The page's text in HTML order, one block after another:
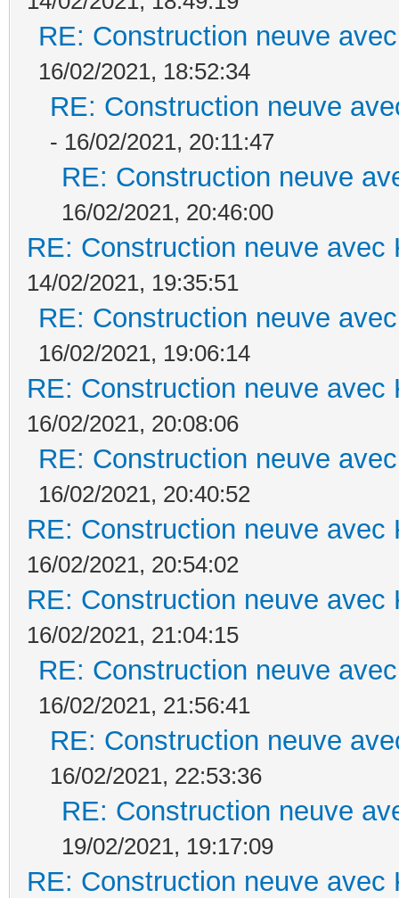
RE: Construction neuve
16/02/2021, 18:52:34
RE: Construction neuve
- 16/02/2021, 20:11:47
RE: Construction neuve
16/02/2021, 20:46:00
RE: Construction neuve avec
14/02/2021, 19:35:51
RE: Construction neuve
16/02/2021, 19:06:14
RE: Construction neuve avec
16/02/2021, 20:08:06
RE: Construction neuve
16/02/2021, 20:40:52
RE: Construction neuve avec
16/02/2021, 20:54:02
RE: Construction neuve avec
16/02/2021, 21:04:15
RE: Construction neuve
16/02/2021, 21:56:41
RE: Construction neuve
16/02/2021, 22:53:36
RE: Construction neuve
19/02/2021, 19:17:09
RE: Construction neuve avec